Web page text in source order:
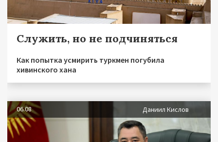
Служить, но не подчиняться
Как попытка усмирить туркмен погубила
хивинского хана
06.08 Даниил Кислов